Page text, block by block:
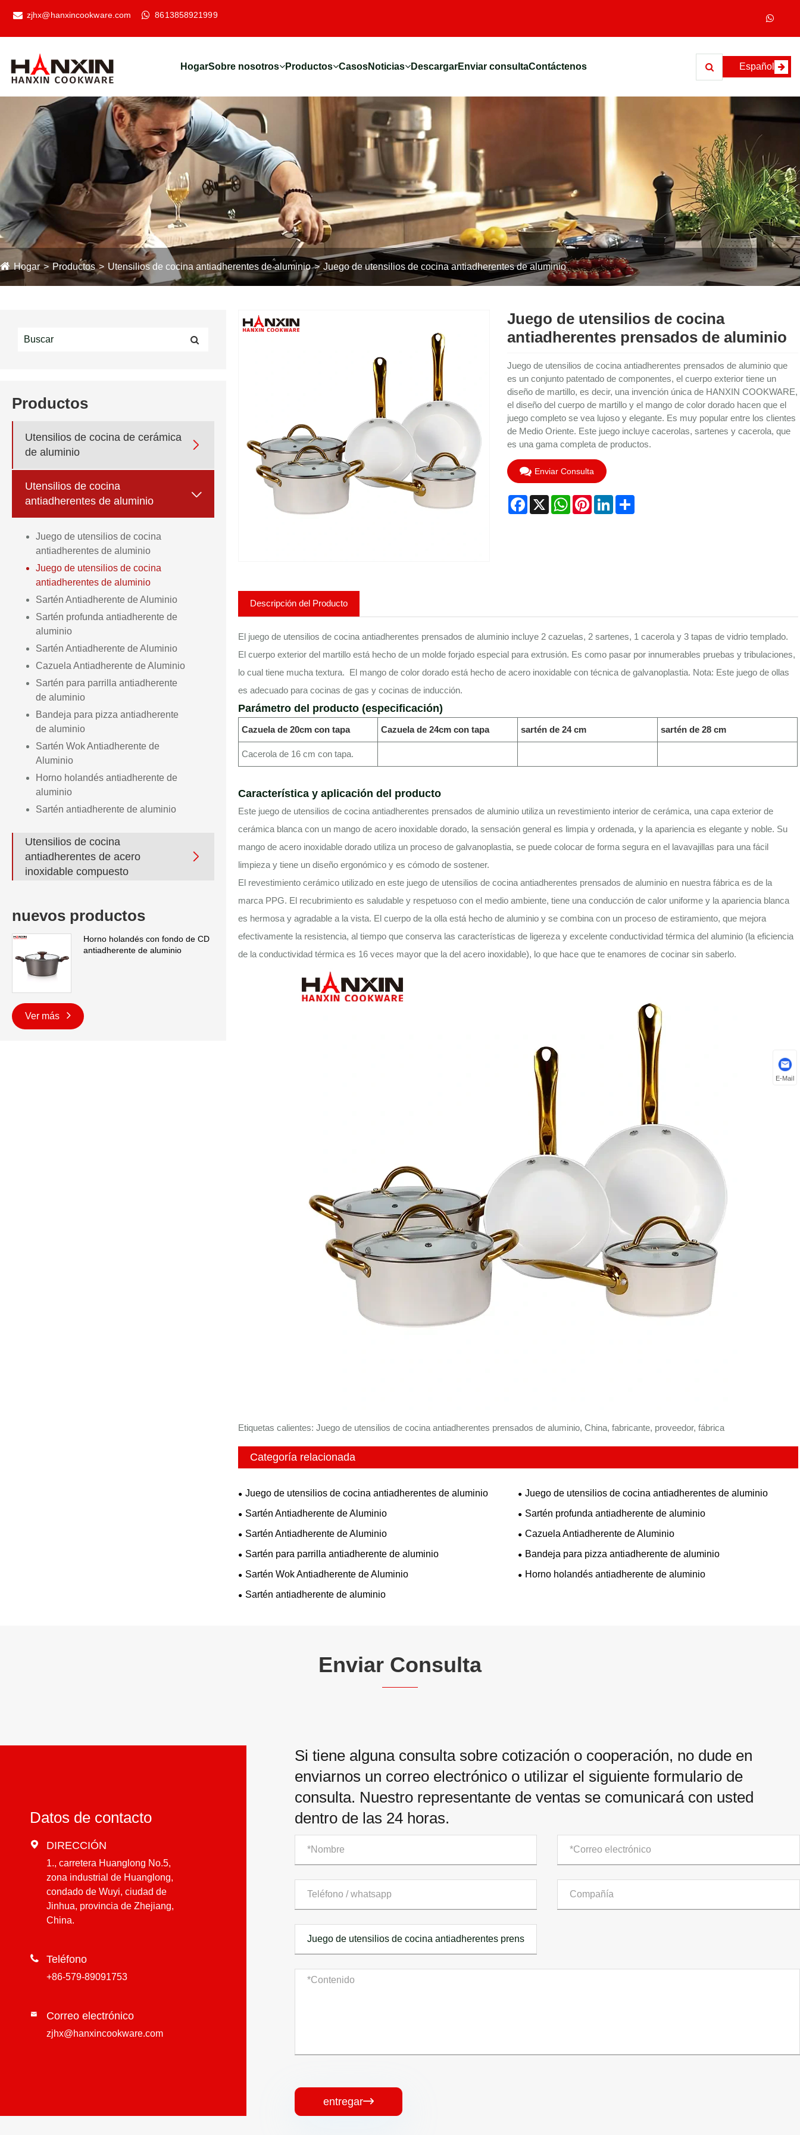
zjhx@hanxincookware.com 8613858921999
HogarSobre nosotros Productos CasosNoticias DescargarEnviar consultaContáctenos Español
Hogar Productos Utensilios de cocina antiadherentes de aluminio Juego de utensilios de cocina antiadherentes de aluminio
Productos
Utensilios de cocina de cerámica
de aluminio

Utensilios de cocina
antiadherentes de aluminio

Juego de utensilios de cocina
antiadherentes de aluminio
Juego de utensilios de cocina
antiadherentes de aluminio
Sartén Antiadherente de Aluminio
Sartén profunda antiadherente de
aluminio
Sartén Antiadherente de Aluminio
Cazuela Antiadherente de Aluminio
Sartén para parrilla antiadherente
de aluminio
Bandeja para pizza antiadherente
de aluminio
Sartén Wok Antiadherente de
Aluminio
Horno holandés antiadherente de
aluminio
Sartén antiadherente de aluminio
Utensilios de cocina
antiadherentes de acero
inoxidable compuesto

nuevos productos
Horno holandés con fondo de CD
antiadherente de aluminio
Ver más
Juego de utensilios de cocina
antiadherentes prensados ​​​​de aluminio
Juego de utensilios de cocina antiadherentes prensados ​​de aluminio que
es un conjunto patentado de componentes, el cuerpo exterior tiene un
diseño de martillo, es decir, una invención única de HANXIN COOKWARE,
el diseño del cuerpo de martillo y el mango de color dorado hacen que el
juego completo se vea lujoso y elegante. Es muy popular entre los clientes
de Medio Oriente. Este juego incluye cacerolas, sartenes y cacerola, que
es una gama completa de productos.
Enviar Consulta
Facebook
X WhatsAppPinterestLinkedInShare
Descripción del Producto
El juego de utensilios de cocina antiadherentes prensados ​​de aluminio incluye 2 cazuelas, 2 sartenes, 1 cacerola y 3 tapas de vidrio templado.
El cuerpo exterior del martillo está hecho de un molde forjado especial para extrusión. Es como pasar por innumerables pruebas y tribulaciones,
lo cual tiene mucha textura. El mango de color dorado está hecho de acero inoxidable con técnica de galvanoplastia. Nota: Este juego de ollas
es adecuado para cocinas de gas y cocinas de inducción.
Parámetro del producto (especificación)
Cazuela de 20cm con tapa Cazuela de 24cm con tapa sartén de 24 cm sartén de 28 cm
Cacerola de 16 cm con tapa.
Característica y aplicación del producto
Este juego de utensilios de cocina antiadherentes prensados ​​de aluminio utiliza un revestimiento interior de cerámica, una capa exterior de
cerámica blanca con un mango de acero inoxidable dorado, la sensación general es limpia y ordenada, y la apariencia es elegante y noble. Su
mango de acero inoxidable dorado utiliza un proceso de galvanoplastia, se puede colocar de forma segura en el lavavajillas para una fácil
limpieza y tiene un diseño ergonómico y es cómodo de sostener.
El revestimiento cerámico utilizado en este juego de utensilios de cocina antiadherentes prensados ​​de aluminio en nuestra fábrica es de la
marca PPG. El recubrimiento es saludable y respetuoso con el medio ambiente, tiene una conducción de calor uniforme y la apariencia blanca
es hermosa y agradable a la vista. El cuerpo de la olla está hecho de aluminio y se combina con un proceso de estiramiento, que mejora
efectivamente la resistencia, al tiempo que conserva las características de ligereza y excelente conductividad térmica del aluminio (la eficiencia
de la conductividad térmica es 16 veces mayor que la del acero inoxidable), lo que hace que te enamores de cocinar sin saberlo.
Etiquetas calientes: Juego de utensilios de cocina antiadherentes prensados ​​​​de aluminio, China, fabricante, proveedor, fábrica
Categoría relacionada
Juego de utensilios de cocina antiadherentes de aluminio
Juego de utensilios de cocina antiadherentes de aluminio
Sartén Antiadherente de Aluminio
Sartén profunda antiadherente de aluminio
Sartén Antiadherente de Aluminio
Cazuela Antiadherente de Aluminio
Sartén para parrilla antiadherente de aluminio
Bandeja para pizza antiadherente de aluminio
Sartén Wok Antiadherente de Aluminio
Horno holandés antiadherente de aluminio
Sartén antiadherente de aluminio
Enviar Consulta
Datos de contacto
 DIRECCIÓN
1., carretera Huanglong No.5,
zona industrial de Huanglong,
condado de Wuyi, ciudad de
Jinhua, provincia de Zhejiang,
China.
 Teléfono
+86-579-89091753
 Correo electrónico
zjhx@hanxincookware.com
Si tiene alguna consulta sobre cotización o cooperación, no dude en
enviarnos un correo electrónico o utilizar el siguiente formulario de
consulta. Nuestro representante de ventas se comunicará con usted
dentro de las 24 horas.
entregar
E-Mail